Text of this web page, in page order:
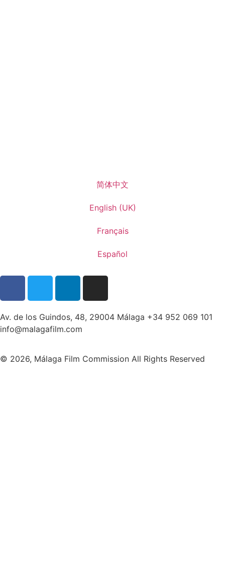
简体中文
English (UK)
Français
Español
Av. de los Guindos, 48, 29004 Málaga +34 952 069 101
info@malagafilm.com
© 2026, Málaga Film Commission All Rights Reserved